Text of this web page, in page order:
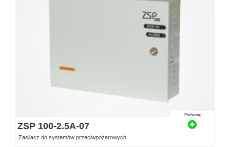
Porównaj
ZSP 100-2.5A-07
Zasilacz do systemów przeciwpożarowych